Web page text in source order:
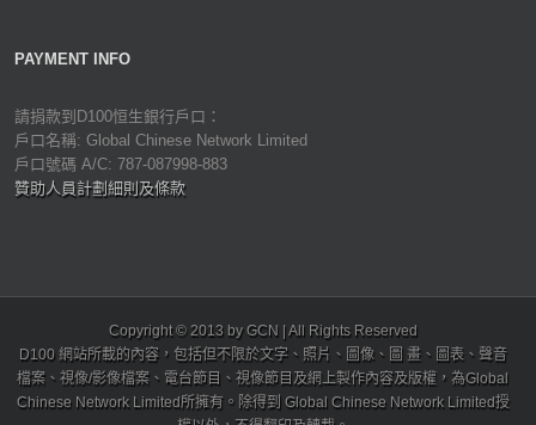
PAYMENT INFO
請捐款到D100恒生銀行戶口：
戶口名稱: Global Chinese Network Limited
戶口號碼 A/C: 787-087998-883
贊助人員計劃細則及條款
Copyright © 2013 by GCN | All Rights Reserved
D100 網站所載的內容，包括但不限於文字、照片、圖像、圖 畫、圖表、聲音
檔案、視像/影像檔案、電台節目、視像節目及網上製作內容及版權，為Global
Chinese Network Limited所擁有。除得到 Global Chinese Network Limited授